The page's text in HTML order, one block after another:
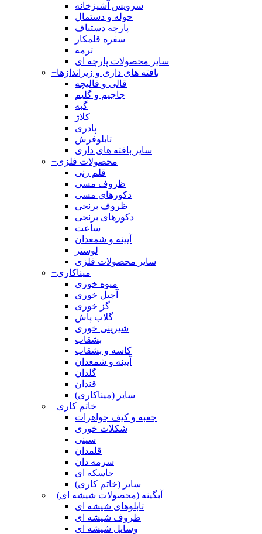
سرویس آشپزخانه
حوله و دستمال
پارچه دستباف
سفره قلمکار
ترمه
سایر محصولات پارچه ای
+بافته های داری و زیراندازها
قالی و قالیچه
جاجیم و گلیم
گبه
کلاژ
پادری
تابلوفرش
سایر بافته های داری
+محصولات فلزی
قلم زنی
ظروف مسی
دکورهای مسی
ظروف برنجی
دکورهای برنجی
ساعت
آیینه و شمعدان
لوستر
سایر محصولات فلزی
+میناکاری
میوه خوری
آجیل خوری
گز خوری
گلاب پاش
شیرینی خوری
بشقاب
کاسه و بشقاب
آیینه و شمعدان
گلدان
قندان
سایر (میناکاری)
+خاتم کاری
جعبه و کیف جواهرات
شکلات خوری
سینی
قلمدان
سرمه دان
جاسکه ای
سایر (خاتم کاری)
+آبگینه (محصولات شیشه ای)
تابلوهای شیشه ای
ظروف شیشه ای
وسایل شیشه ای